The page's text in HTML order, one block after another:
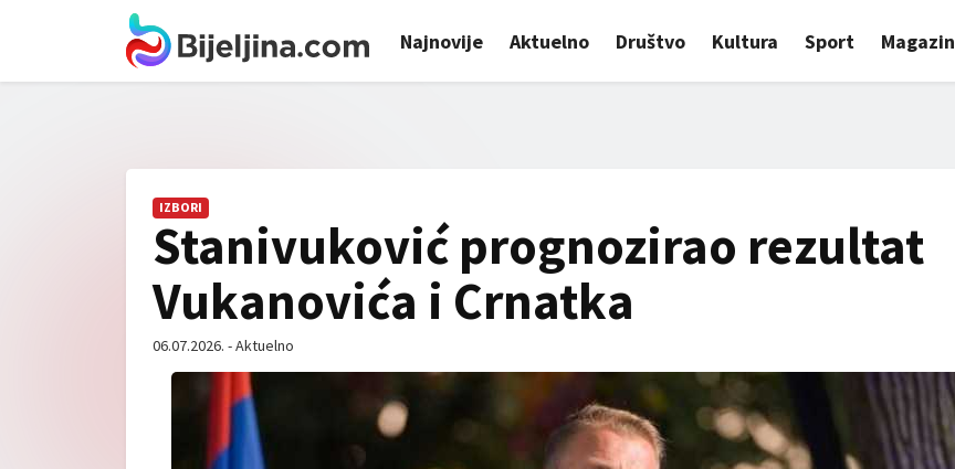
Najnovije Aktuelno Društvo Kultura Sport Magazin
IZBORI
Stanivuković prognozirao rezultat
Vukanovića i Crnatka
06.07.2026. - Aktuelno